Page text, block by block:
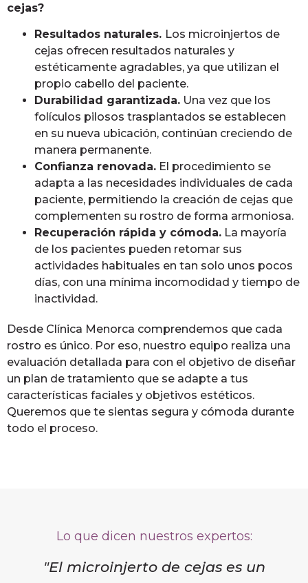
cejas?
Resultados naturales. Los microinjertos de
cejas ofrecen resultados naturales y
estéticamente agradables, ya que utilizan el
propio cabello del paciente.
Durabilidad garantizada. Una vez que los
folículos pilosos trasplantados se establecen
en su nueva ubicación, continúan creciendo de
manera permanente.
Confianza renovada. El procedimiento se
adapta a las necesidades individuales de cada
paciente, permitiendo la creación de cejas que
complementen su rostro de forma armoniosa.
Recuperación rápida y cómoda. La mayoría
de los pacientes pueden retomar sus
actividades habituales en tan solo unos pocos
días, con una mínima incomodidad y tiempo de
inactividad.
Desde Clínica Menorca comprendemos que cada
rostro es único. Por eso, nuestro equipo realiza una
evaluación detallada para con el objetivo de diseñar
un plan de tratamiento que se adapte a tus
características faciales y objetivos estéticos.
Queremos que te sientas segura y cómoda durante
todo el proceso.
Lo que dicen nuestros expertos:
"El microinjerto de cejas es un